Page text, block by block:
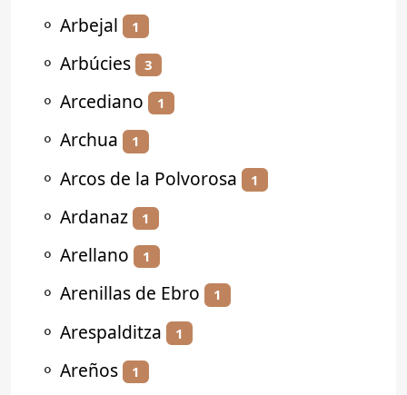
⚬ Arbejal 1
⚬ Arbúcies 3
⚬ Arcediano 1
⚬ Archua 1
⚬ Arcos de la Polvorosa 1
⚬ Ardanaz 1
⚬ Arellano 1
⚬ Arenillas de Ebro 1
⚬ Arespalditza 1
⚬ Areños 1